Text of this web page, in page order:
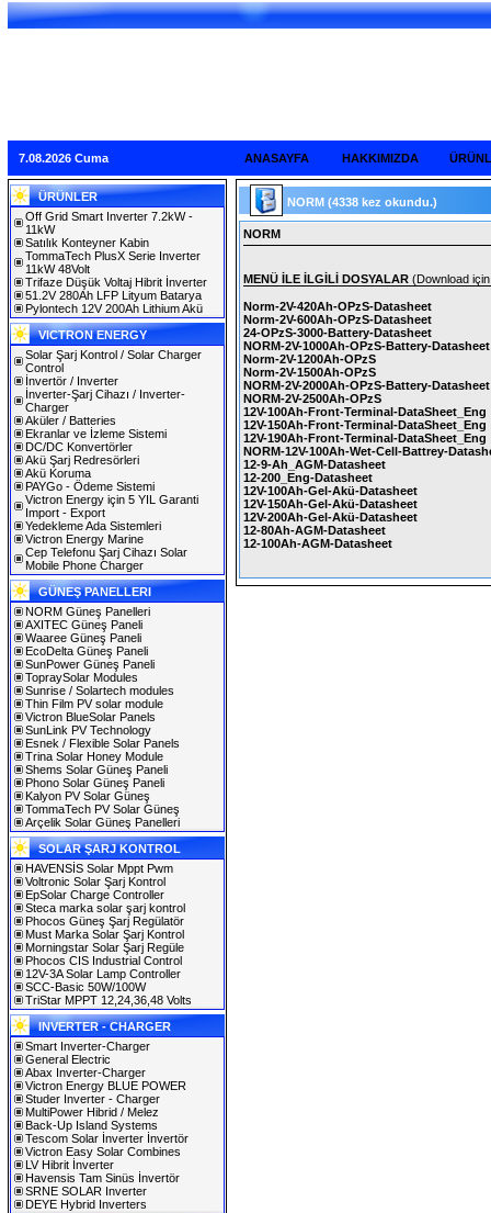
7.08.2026 Cuma ANASAYFA HAKKIMIZDA
ÜRÜNLER
Off Grid Smart Inverter 7.2kW -
11kW
Satılık Konteyner Kabin
TommaTech PlusX Serie Inverter
11kW 48Volt
Trifaze Düşük Voltaj Hibrit İnverter
51.2V 280Ah LFP Lityum Batarya
Pylontech 12V 200Ah Lithium Akü
VICTRON ENERGY
Solar Şarj Kontrol / Solar Charger
Control
İnvertör / Inverter
İnverter-Şarj Cihazı / Inverter-
Charger
Aküler / Batteries
Ekranlar ve İzleme Sistemi
DC/DC Konvertörler
Akü Şarj Redresörleri
Akü Koruma
PAYGo - Ödeme Sistemi
Victron Energy için 5 YIL Garanti
Import - Export
Yedekleme Ada Sistemleri
Victron Energy Marine
Cep Telefonu Şarj Cihazı Solar
Mobile Phone Charger
GÜNEŞ PANELLERI
NORM Güneş Panelleri
AXITEC Güneş Paneli
Waaree Güneş Paneli
EcoDelta Güneş Paneli
SunPower Güneş Paneli
TopraySolar Modules
Sunrise / Solartech modules
Thin Film PV solar module
Victron BlueSolar Panels
SunLink PV Technology
Esnek / Flexible Solar Panels
Trina Solar Honey Module
Shems Solar Güneş Paneli
Phono Solar Güneş Paneli
Kalyon PV Solar Güneş
TommaTech PV Solar Güneş
Arçelik Solar Güneş Panelleri
SOLAR ŞARJ KONTROL
HAVENSİS Solar Mppt Pwm
Voltronic Solar Şarj Kontrol
EpSolar Charge Controller
Steca marka solar şarj kontrol
Phocos Güneş Şarj Regülatör
Must Marka Solar Şarj Kontrol
Morningstar Solar Şarj Regüle
Phocos CIS Industrial Control
12V-3A Solar Lamp Controller
SCC-Basic 50W/100W
TriStar MPPT 12,24,36,48 Volts
INVERTER - CHARGER
Smart Inverter-Charger
General Electric
Abax Inverter-Charger
Victron Energy BLUE POWER
Studer Inverter - Charger
MultiPower Hibrid / Melez
Back-Up Island Systems
Tescom Solar İnverter İnvertör
Victron Easy Solar Combines
LV Hibrit İnverter
Havensis Tam Sinüs İnvertör
SRNE SOLAR Inverter
DEYE Hybrid Inverters
NORM (4338 kez okundu.)
NORM
MENÜ İLE İLGİLİ DOSYALAR (Download
Norm-2V-420Ah-OPzS-Datasheet
Norm-2V-600Ah-OPzS-Datasheet
24-OPzS-3000-Battery-Datasheet
NORM-2V-1000Ah-OPzS-Battery-Datasheet
Norm-2V-1200Ah-OPzS
Norm-2V-1500Ah-OPzS
NORM-2V-2000Ah-OPzS-Battery-Datasheet
NORM-2V-2500Ah-OPzS
12V-100Ah-Front-Terminal-DataSheet_Eng
12V-150Ah-Front-Terminal-DataSheet_Eng
12V-190Ah-Front-Terminal-DataSheet_Eng
NORM-12V-100Ah-Wet-Cell-Battrey-
12-9-Ah_AGM-Datasheet
12-200_Eng-Datasheet
12V-100Ah-Gel-Akü-Datasheet
12V-150Ah-Gel-Akü-Datasheet
12V-200Ah-Gel-Akü-Datasheet
12-80Ah-AGM-Datasheet
12-100Ah-AGM-Datasheet